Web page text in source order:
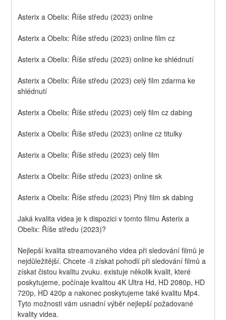
Asterix a Obelix: Říše středu (2023) online
Asterix a Obelix: Říše středu (2023) online film cz
Asterix a Obelix: Říše středu (2023) online ke shlédnutí
Asterix a Obelix: Říše středu (2023) celý film zdarma ke
shlédnutí
Asterix a Obelix: Říše středu (2023) celý film cz dabing
Asterix a Obelix: Říše středu (2023) online cz titulky
Asterix a Obelix: Říše středu (2023) celý film
Asterix a Obelix: Říše středu (2023) online sk
Asterix a Obelix: Říše středu (2023) Plný film sk dabing
Jaká kvalita videa je k dispozici v tomto filmu Asterix a
Obelix: Říše středu (2023)?
Nejlepší kvalita streamovaného videa při sledování filmů je
nejdůležitější. Chcete -li získat pohodlí při sledování filmů a
získat čistou kvalitu zvuku. existuje několik kvalit, které
poskytujeme, počínaje kvalitou 4K Ultra Hd, HD 2080p, HD
720p, HD 420p a nakonec poskytujeme také kvalitu Mp4.
Tyto možnosti vám usnadní výběr nejlepší požadované
kvality videa.